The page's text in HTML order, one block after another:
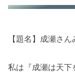
【題名】成瀬さ
私は『成瀬は天下